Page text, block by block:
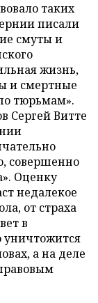
таких
писали
смуты и
жизнь,
и смертные
тюрьмам».
Сергей Витте
совершенно
Оценку
недалекое
от страха
в
уничтожится
а на деле